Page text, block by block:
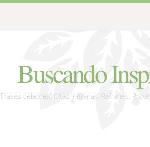
Buscando
Frases célebres, Citas literarias, Refranes,